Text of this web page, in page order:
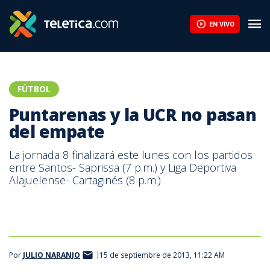
EN VIVO
FÚTBOL
Puntarenas y la UCR no pasan
del empate
La jornada 8 finalizará este lunes con los partidos
entre Santos- Saprissa (7 p.m.) y Liga Deportiva
Alajuelense- Cartaginés (8 p.m.)
Por JULIO NARANJO 15 de septiembre de 2013, 11:22 AM